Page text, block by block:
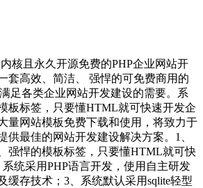
核且永久开源免费的PHP企业网站开
套高效、简洁、 强悍的可免费商用的
足各类企业网站开发建设的需要。系
板标签，只要懂HTML就可快速开发企
量网站模板免费下载和使用，将致力于
供最佳的网站开发建设解决方案。1、
强悍的模板标签，只要懂HTML就可快
统采用PHP语言开发，使用自主研发
缓存技术；3、系统默认采用sqlite轻型